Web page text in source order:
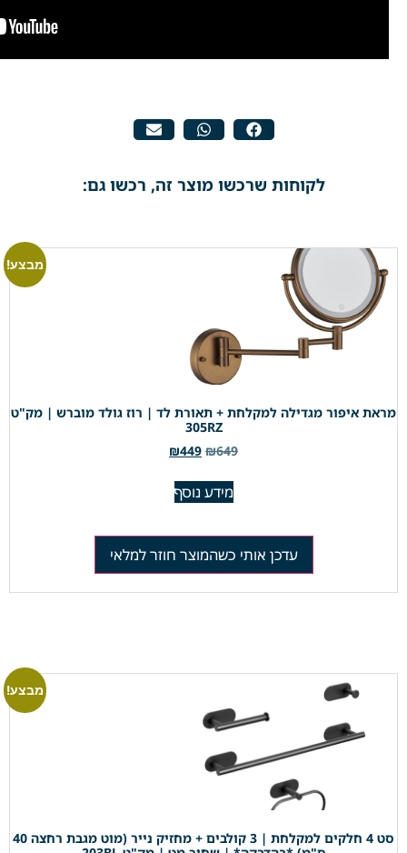
לקוחות שרכשו מוצר זה, רכשו גם:
מבצע!
מראת איפור מגדילה למקלחת + תאורת לד | רוז גולד מוברש | מק"ט
305RZ
₪649
₪449
מידע נוסף
עדכן אותי כשהמוצר חוזר למלאי
מבצע!
סט 4 חלקים למקלחת | 3 קולבים + מחזיק נייר (מוט מגבת רחצה 40